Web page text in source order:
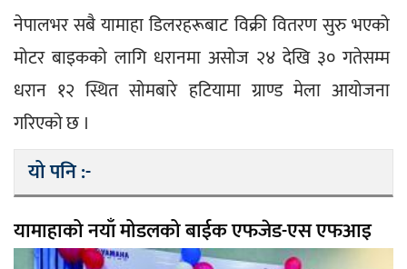
नेपालभर सबै यामाहा डिलरहरूबाट विक्री वितरण सुरु भएको
मोटर बाइकको लागि धरानमा असोज २४ देखि ३० गतेसम्म
धरान १२ स्थित सोमबारे हटियामा ग्राण्ड मेला आयोजना
गरिएको छ ।
यो पनि :-
यामाहाको नयाँ मोडलको बाईक एफजेड-एस एफआइ